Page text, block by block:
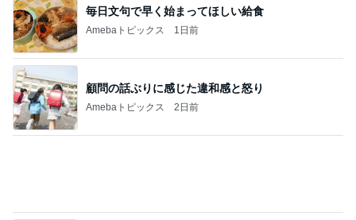
毎日文句で早く始まってほしい給食
Amebaトピックス 1日前
顧問の話ぶりに感じた違和感と怒り
Amebaトピックス 2日前